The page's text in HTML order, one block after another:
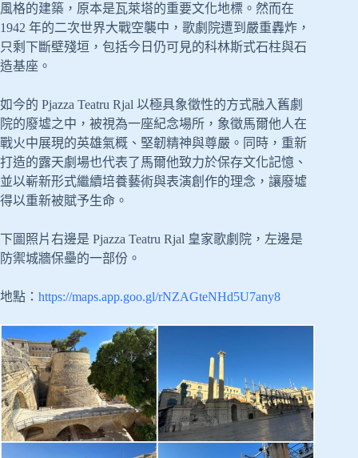
風格的建築，原本是瓦萊塔的重要文化地標。然而在
1942 年的二次世界大戰空襲中，歌劇院遭到嚴重轟炸，
只剩下斷壁殘垣，包括今日仍可見的科林斯式石柱與石
造基座。
如今的 Pjazza Teatru Rjal 以極具象徵性的方式融入舊劇
院的廢墟之中，被視為一座紀念場所，象徵馬爾他人在
戰火中展現的英雄氣概、堅韌精神與尊嚴。同時，重新
打造的露天劇場也代表了馬爾他致力於保存文化記憶、
並以嶄新形式繼續培養藝術與表演創作的理念，讓廢墟
得以重新被賦予生命。
下圖照片右邊是 Pjazza Teatru Rjal 皇家歌劇院，左邊是
防禦城牆保壘的一部份。
地點： https://maps.app.goo.gl/rNZAGteNHd5U7any8